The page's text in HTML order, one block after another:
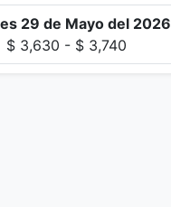
29 de Mayo del 2026
$ 3,630 - $ 3,740